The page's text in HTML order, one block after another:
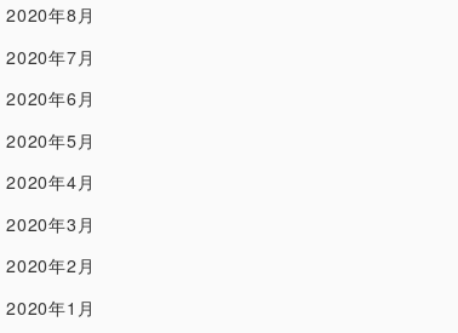
2020年8月
2020年7月
2020年6月
2020年5月
2020年4月
2020年3月
2020年2月
2020年1月